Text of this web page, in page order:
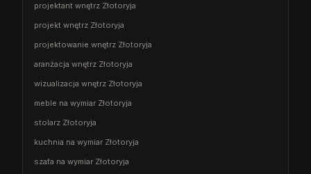
projektant wnętrz Złotoryja
projekt wnętrz Złotoryja
projektowanie wnętrz Złotoryja
aranżacja wnętrz Złotoryja
wizualizacja wnętrz Złotoryja
meble na wymiar Złotoryja
stolarz Złotoryja
kuchnia na wymiar Złotoryja
szafa na wymiar Złotoryja